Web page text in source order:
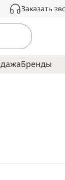
Заказать
Брeнды